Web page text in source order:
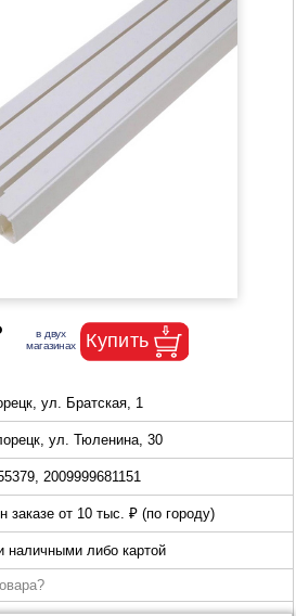
ул. Братская, 1
ул. Тюленина, 30
2009999681151
заказе от 10 тыс. ₽ (по городу)
наличными либо картой